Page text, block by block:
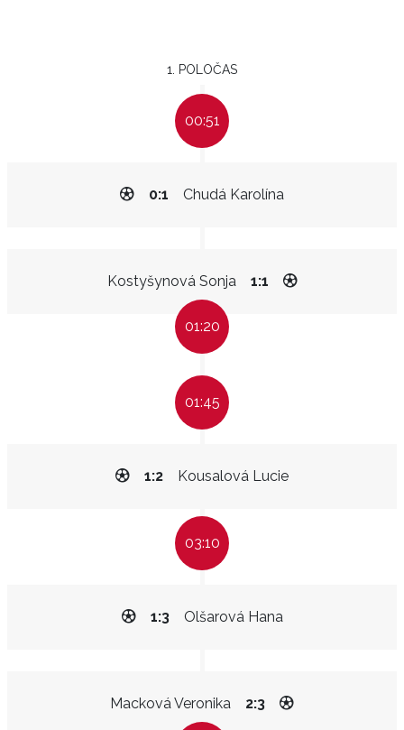
1. POLOČAS
00:51
Chudá Karolína
0:1
Kostyšynová Sonja 1:1
01:20
01:45
Kousalová Lucie
1:2
03:10
Olšarová Hana
1:3
Macková Veronika 2:3